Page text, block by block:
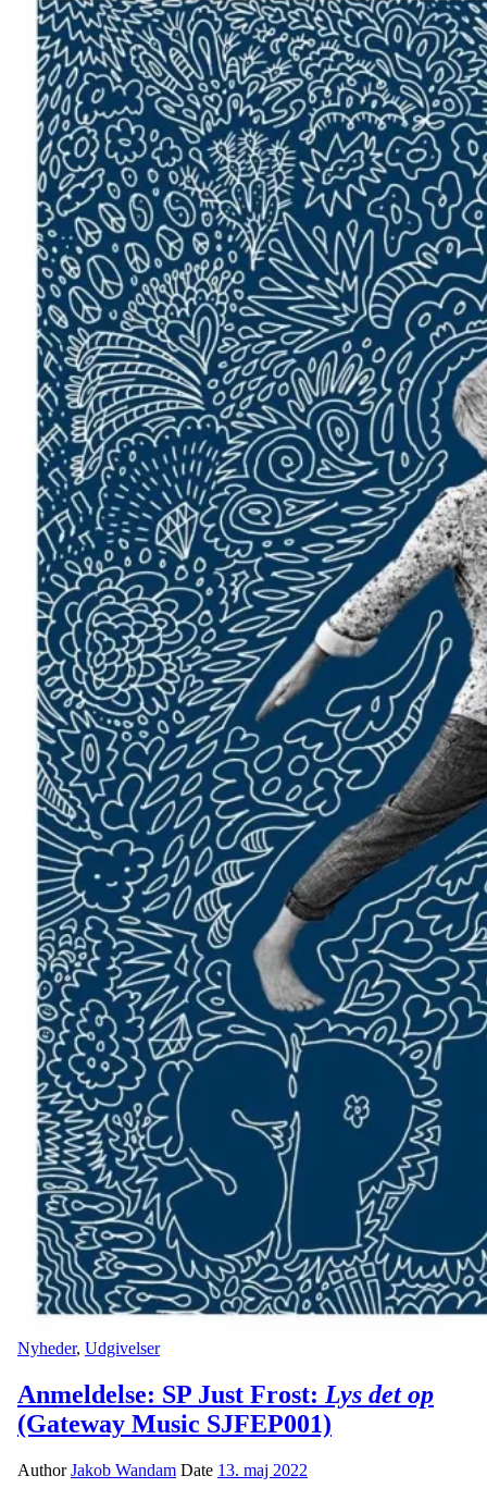
Nyheder, Udgivelser
Anmeldelse: SP Just Frost: Lys det op
(Gateway Music SJFEP001)
AuthorJakob Wandam Date 13. maj 2022